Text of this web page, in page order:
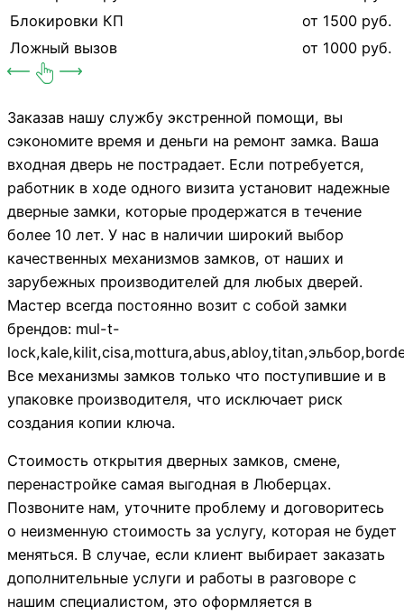
Блокировки КП
от 1500 руб.
Ложный вызов
от 1000 руб.
Заказав нашу службу экстренной помощи, вы
сэкономите время и деньги на ремонт замка. Ваша
входная дверь не пострадает. Если потребуется,
работник в ходе одного визита установит надежные
дверные замки, которые продержатся в течение
более 10 лет. У нас в наличии широкий выбор
качественных механизмов замков, от наших и
зарубежных производителей для любых дверей.
Мастер всегда постоянно возит с собой замки
брендов: mul-t-
Все механизмы замков только что поступившие и в
упаковке производителя, что исключает риск
создания копии ключа.
Стоимость открытия дверных замков, смене,
перенастройке самая выгодная в Люберцах.
Позвоните нам, уточните проблему и договоритесь
о неизменную стоимость за услугу, которая не будет
меняться. В случае, если клиент выбирает заказать
дополнительные услуги и работы в разговоре с
нашим специалистом, это оформляется в